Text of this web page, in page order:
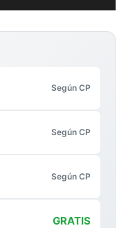
Según CP
Según CP
Según CP
GRATIS